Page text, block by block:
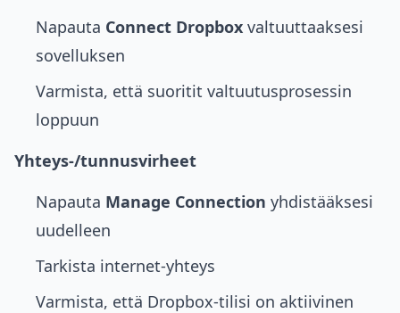
Napauta Connect Dropbox valtuuttaaksesi
sovelluksen
Varmista, että suoritit valtuutusprosessin
loppuun
Yhteys-/tunnusvirheet
Napauta Manage Connection yhdistääksesi
uudelleen
Tarkista internet-yhteys
Varmista, että Dropbox-tilisi on aktiivinen